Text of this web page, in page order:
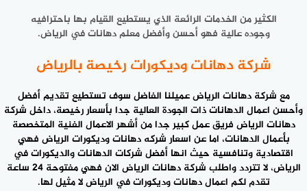
الكثير من الخدمات الرائعة الذي يستطيع القيام بها باحترافيه
وجوده عالية فهو أحسن وأفضل معلم دهانات في الرياض.
شركة دهانات وديكورات رخيصة بالرياض
مع شركة دهانات الرياضعميلنا الفاضل سوف تستطيع تقديم أفضل
وأحسن اعمال الدهانات ذات الجودة العالية جدا بأسعار رخيصة، داخل شركة
دهانات الرياض فريق عمل كبير جدا من أشهر الاعمال الفنية المتخصصة
بأعمال الدهانات، اما عن اسعار شركه دهانات وديكورات الرياض فهي
اقتصادية وتنافسية حيث انها أفضل شركات الدهانات والديكورات في
الرياض، لا تتردد واطلب شركة دهانات الرياض الان فهي مفتوحة 24 ساعة
تقدم لكم اعمال دهانات وديكورات في الرياض لا مثيل لها.